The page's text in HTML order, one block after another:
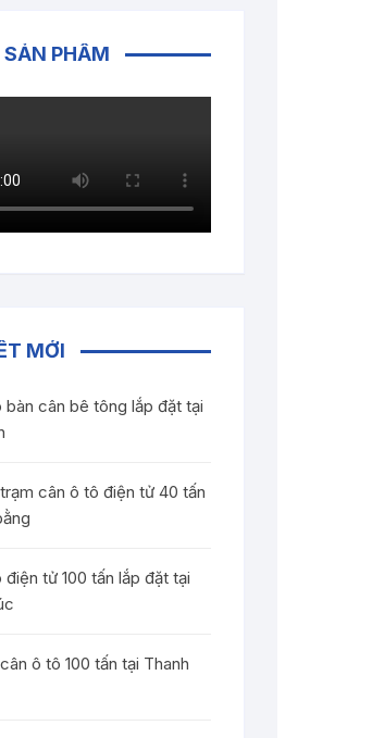
SẢN PHẨM
MỚI
bàn cân bê tông lắp đặt tại
cân ô tô điện tử 40 tấn
điện tử 100 tấn lắp đặt tại
ô tô 100 tấn tại Thanh